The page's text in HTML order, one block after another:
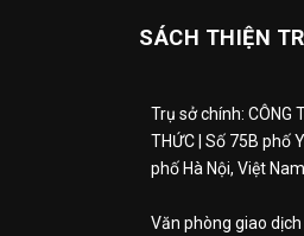
SÁCH THIỆN
Trụ sở chính: CÔNG
THỨC | Số 75B phố
phố Hà Nội, Việt Nam.
Văn phòng giao